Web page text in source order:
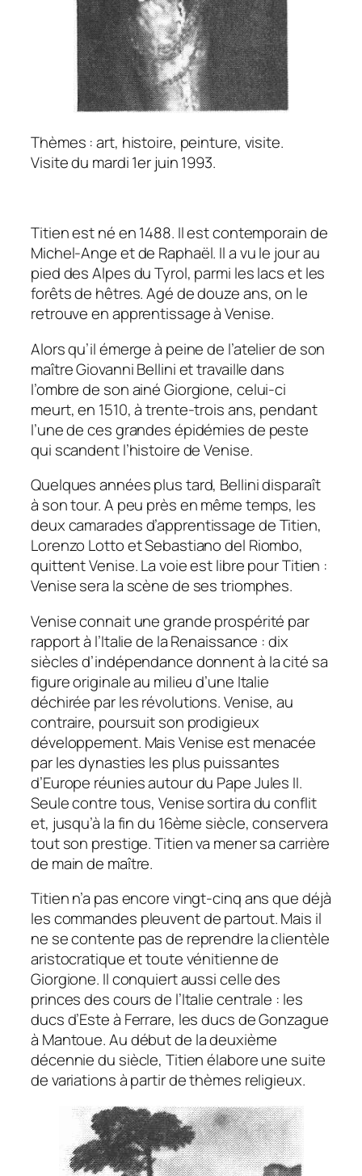
Thèmes : art, histoire, peinture, visite.
Visite du mardi 1er juin 1993.
Titien est né en 1488. Il est contemporain de
Michel-Ange et de Raphaël. Il a vu le jour au
pied des Alpes du Tyrol, parmi les lacs et les
forêts de hêtres. Agé de douze ans, on le
retrouve en apprentissage à Venise.
Alors qu’il émerge à peine de l’atelier de son
maître Giovanni Bellini et travaille dans
l’ombre de son ainé Giorgione, celui-ci
meurt, en 1510, à trente-trois ans, pendant
l’une de ces grandes épidémies de peste
qui scandent l’histoire de Venise.
Quelques années plus tard, Bellini disparaît
à son tour. A peu près en même temps, les
deux camarades d’apprentissage de Titien,
Lorenzo Lotto et Sebastiano del Riombo,
quittent Venise. La voie est libre pour Titien :
Venise sera la scène de ses triomphes.
Venise connait une grande prospérité par
rapport à l’Italie de la Renaissance : dix
siècles d’indépendance donnent à la cité sa
figure originale au milieu d’une Italie
déchirée par les révolutions. Venise, au
contraire, poursuit son prodigieux
développement. Mais Venise est menacée
par les dynasties les plus puissantes
d’Europe réunies autour du Pape Jules II.
Seule contre tous, Venise sortira du conflit
et, jusqu’à la fin du 16ème siècle, conservera
tout son prestige. Titien va mener sa carrière
de main de maître.
Titien n’a pas encore vingt-cinq ans que déjà
les commandes pleuvent de partout. Mais il
ne se contente pas de reprendre la clientèle
aristocratique et toute vénitienne de
Giorgione. Il conquiert aussi celle des
princes des cours de l’Italie centrale : les
ducs d’Este à Ferrare, les ducs de Gonzague
à Mantoue. Au début de la deuxième
décennie du siècle, Titien élabore une suite
de variations à partir de thèmes religieux.